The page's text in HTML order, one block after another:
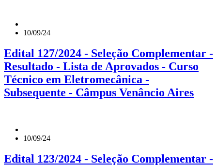
10/09/24
Edital 127/2024 - Seleção Complementar -
Resultado - Lista de Aprovados - Curso
Técnico em Eletromecânica -
Subsequente - Câmpus Venâncio Aires
10/09/24
Edital 123/2024 - Seleção Complementar -